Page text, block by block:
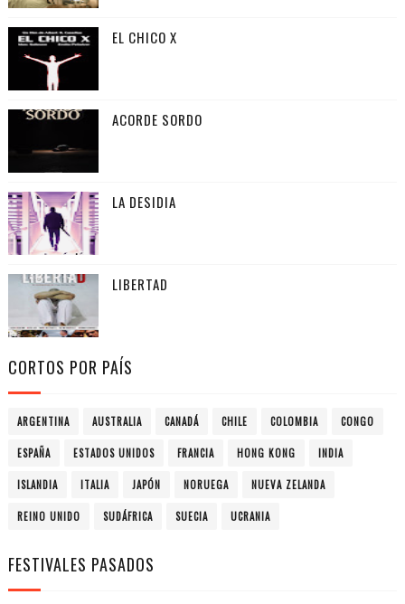
EL CHICO X
ACORDE SORDO
LA DESIDIA
LIBERTAD
CORTOS POR PAÍS
ARGENTINA AUSTRALIA CANADÁ CHILE COLOMBIA CONGO
ESPAÑA ESTADOS UNIDOS FRANCIA HONG KONG INDIA
ISLANDIA ITALIA JAPÓN NORUEGA NUEVA ZELANDA
REINO UNIDO SUDÁFRICA SUECIA UCRANIA
FESTIVALES PASADOS